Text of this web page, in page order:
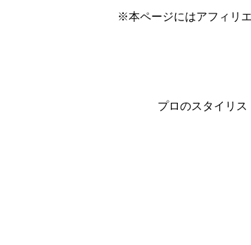
※本ページにはアフィリ
プロのスタイリ